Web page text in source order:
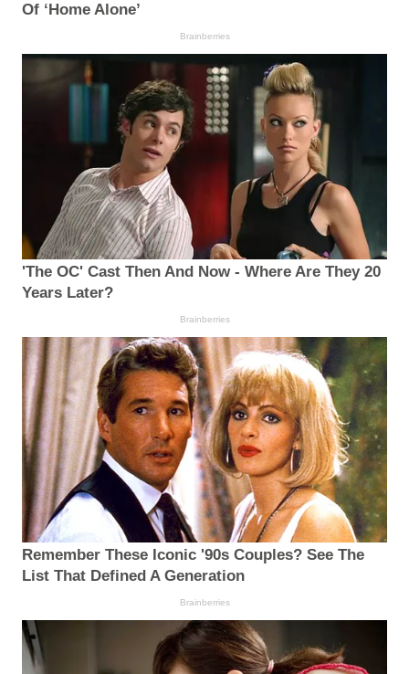
Of ‘Home Alone’
Brainberries
'The OC' Cast Then And Now - Where Are They 20
Years Later?
Brainberries
Remember These Iconic '90s Couples? See The
List That Defined A Generation
Brainberries